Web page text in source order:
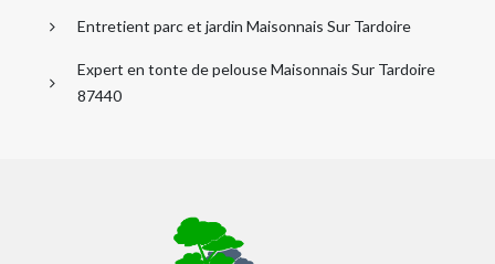
Entretient parc et jardin Maisonnais Sur Tardoire
Expert en tonte de pelouse Maisonnais Sur Tardoire
87440